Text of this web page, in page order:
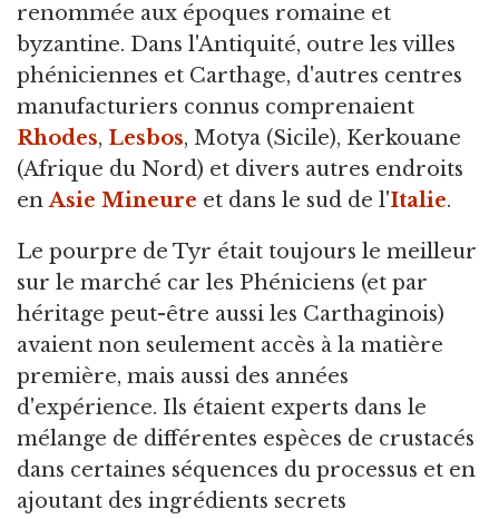
renommée aux époques romaine et
byzantine. Dans l'Antiquité, outre les villes
phéniciennes et Carthage, d'autres centres
manufacturiers connus comprenaient
Rhodes, Lesbos, Motya (Sicile), Kerkouane
(Afrique du Nord) et divers autres endroits
enAsie Mineure et dans le sud de l'Italie.
Le pourpre de Tyr était toujours le meilleur
sur le marché car les Phéniciens (et par
héritage peut-être aussi les Carthaginois)
avaient non seulement accès à la matière
première, mais aussi des années
d'expérience. Ils étaient experts dans le
mélange de différentes espèces de crustacés
dans certaines séquences du processus et en
ajoutant des ingrédients secrets